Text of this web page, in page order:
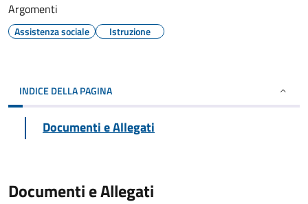
Argomenti
Assistenza sociale Istruzione
INDICE DELLA PAGINA
Documenti e Allegati
Documenti e Allegati